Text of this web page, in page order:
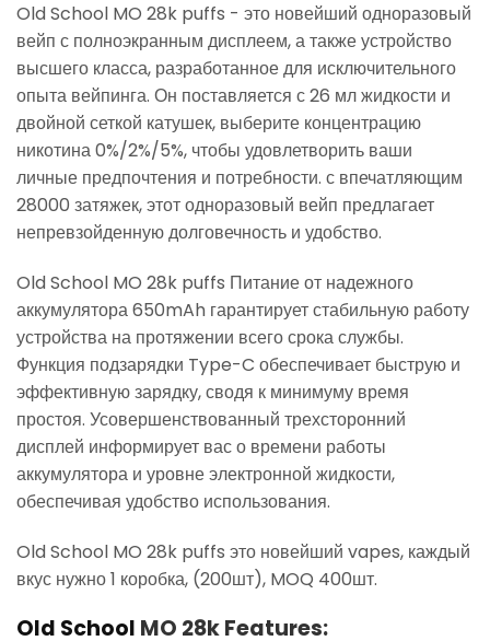
Old School MO 28k puffs - это новейший одноразовый
вейп с полноэкранным дисплеем, а также устройство
высшего класса, разработанное для исключительного
опыта вейпинга. Он поставляется с 26 мл жидкости и
двойной сеткой катушек, выберите концентрацию
никотина 0%/2%/5%, чтобы удовлетворить ваши
личные предпочтения и потребности. с впечатляющим
28000 затяжек, этот одноразовый вейп предлагает
непревзойденную долговечность и удобство.
Old School MO 28k puffs Питание от надежного
аккумулятора 650mAh гарантирует стабильную работу
устройства на протяжении всего срока службы.
Функция подзарядки Type-C обеспечивает быструю и
эффективную зарядку, сводя к минимуму время
простоя. Усовершенствованный трехсторонний
дисплей информирует вас о времени работы
аккумулятора и уровне электронной жидкости,
обеспечивая удобство использования.
Old School MO 28k puffs это новейший vapes, каждый
вкус нужно 1 коробка, (200шт), MOQ 400шт.
Old School MO 28k Features: